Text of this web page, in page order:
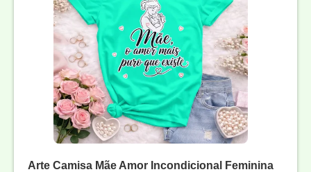
Arte Camisa Mãe Amor Incondicional Feminina